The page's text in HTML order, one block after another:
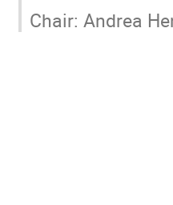
Chair: Andrea